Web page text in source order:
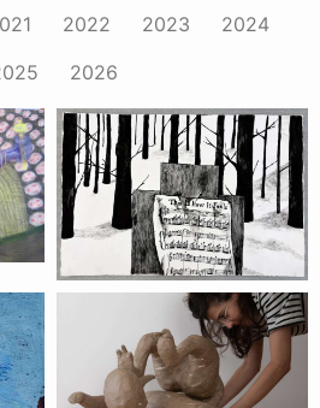
2022 2023
2024
2026